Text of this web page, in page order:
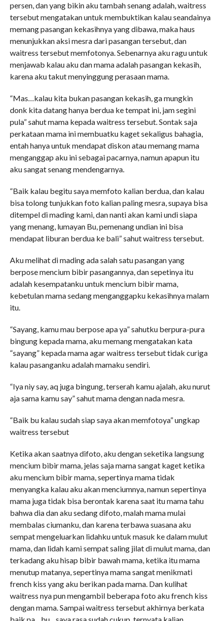
persen, dan yang bikin aku tambah senang adalah, waitress
tersebut mengatakan untuk membuktikan kalau seandainya
memang pasangan kekasihnya yang dibawa, maka haus
menunjukkan aksi mesra dari pasangan tersebut, dan
waitress tersebut memfotonya. Sebenarnya aku ragu untuk
menjawab kalau aku dan mama adalah pasangan kekasih,
karena aku takut menyinggung perasaan mama.
“Mas…kalau kita bukan pasangan kekasih, ga mungkin
donk kita datang hanya berdua ke tempat ini, jam segini
pula” sahut mama kepada waitress tersebut. Sontak saja
perkataan mama ini membuatku kaget sekaligus bahagia,
entah hanya untuk mendapat diskon atau memang mama
menganggap aku ini sebagai pacarnya, namun apapun itu
aku sangat senang mendengarnya.
“Baik kalau begitu saya memfoto kalian berdua, dan kalau
bisa tolong tunjukkan foto kalian paling mesra, supaya bisa
ditempel di mading kami, dan nanti akan kami undi siapa
yang menang, lumayan Bu, pemenang undian ini bisa
mendapat liburan berdua ke bali” sahut waitress tersebut.
Aku melihat di mading ada salah satu pasangan yang
berpose mencium bibir pasangannya, dan sepetinya itu
adalah kesempatanku untuk mencium bibir mama,
kebetulan mama sedang menganggapku kekasihnya malam
itu.
“Sayang, kamu mau berpose apa ya” sahutku berpura-pura
bingung kepada mama, aku memang mengatakan kata
“sayang” kepada mama agar waitress tersebut tidak curiga
kalau pasanganku adalah mamaku sendiri.
“Iya niy say, aq juga bingung, terserah kamu ajalah, aku nurut
aja sama kamu say” sahut mama dengan nada mesra.
“Baik bu kalau sudah siap saya akan memfotoya” ungkap
waitress tersebut
Ketika akan saatnya difoto, aku dengan seketika langsung
mencium bibir mama, jelas saja mama sangat kaget ketika
aku mencium bibir mama, sepertinya mama tidak
menyangka kalau aku akan menciumnya, namun sepertinya
mama juga tidak bisa berontak karena saat itu mama tahu
bahwa dia dan aku sedang difoto, malah mama mulai
membalas ciumanku, dan karena terbawa suasana aku
sempat mengeluarkan lidahku untuk masuk ke dalam mulut
mama, dan lidah kami sempat saling jilat di mulut mama, dan
terkadang aku hisap bibir bawah mama, ketika itu mama
menutup matanya, sepertinya mama sangat menikmati
french kiss yang aku berikan pada mama. Dan kulihat
waitress nya pun mengambil beberapa foto aku french kiss
dengan mama. Sampai waitress tersebut akhirnya berkata